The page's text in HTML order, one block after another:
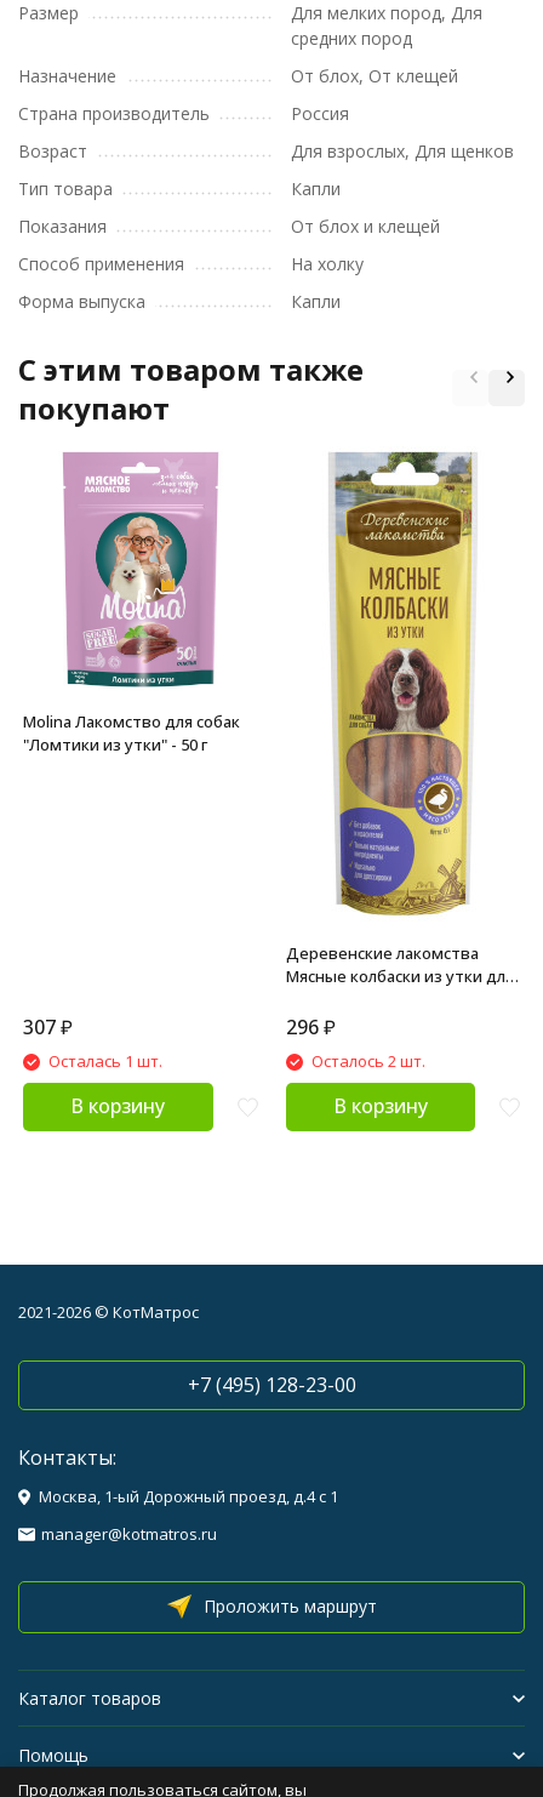
Размер
Для мелких пород, Для
средних пород
Назначение
От блох, От клещей
Страна производитель
Россия
Возраст
Для взрослых, Для щенков
Тип товара
Капли
Показания
От блох и клещей
Способ применения
На холку
Форма выпуска
Капли
C этим товаром также
покупают
Molina Лакомство для собак
"Ломтики из утки" - 50 г
307₽
Осталась 1 шт.
В корзину
Деревенские лакомства
Мясные колбаски из утки для
296 ₽
Осталось 2 шт.
В корзину
2021-2026 © КотМатрос
+7 (495) 128-23-00
Контакты:
Москва, 1-ый Дорожный проезд, д.4 с 1
manager@kotmatros.ru
Проложить маршрут
Каталог товаров
Помощь
Продолжая пользоваться сайтом, вы